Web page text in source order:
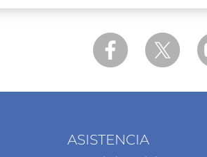
ASISTENCIA